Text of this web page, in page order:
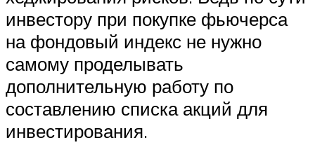
инвестору при покупке фьючерса
на фондовый индекс не нужно
самому проделывать
дополнительную работу по
составлению списка акций для
инвестирования.